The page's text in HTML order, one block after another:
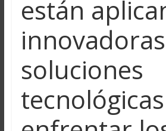
están
innovadoras
soluciones